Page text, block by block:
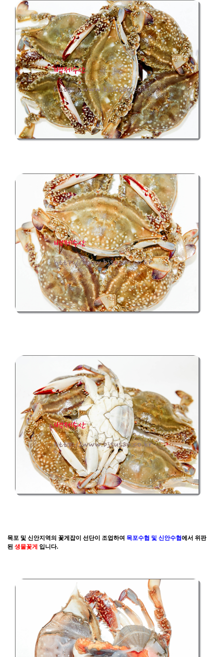
목포 및 신안지역의 꽃게잡이 선단이 조업하여 목포수협 및 신안수협에서 위판
된 생물꽃게 입니다.